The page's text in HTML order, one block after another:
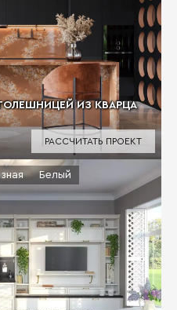
ИЗ КВАРЦА
РАССЧИТАТЬ ПРОЕКТ
Белый